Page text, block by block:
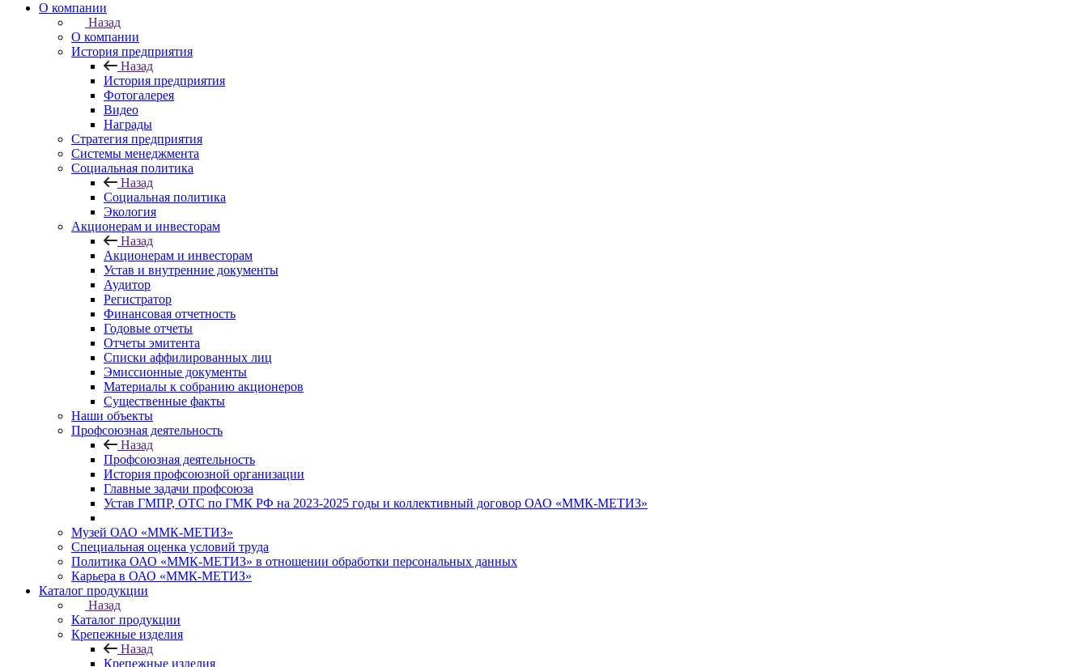
О компании
Назад
О компании
История предприятия
Назад
История предприятия
Фотогалерея
Видео
Награды
Стратегия предприятия
Системы менеджмента
Социальная политика
Назад
Социальная политика
Экология
Акционерам и инвесторам
Назад
Акционерам и инвесторам
Устав и внутренние документы
Аудитор
Регистратор
Финансовая отчетность
Годовые отчеты
Отчеты эмитента
Списки аффилированных лиц
Эмиссионные документы
Материалы к собранию акционеров
Существенные факты
Наши объекты
Профсоюзная деятельность
Назад
Профсоюзная деятельность
История профсоюзной организации
Главные задачи профсоюза
Устав ГМПР, ОТС по ГМК РФ на 2023-2025 годы и коллективный договор ОАО «ММК-МЕТИЗ»
Музей ОАО «ММК-МЕТИЗ»
Специальная оценка условий труда
Политика ОАО «ММК-МЕТИЗ» в отношении обработки персональных данных
Карьера в ОАО «ММК-МЕТИЗ»
Каталог продукции
Назад
Каталог продукции
Крепежные изделия
Назад
Крепежные изделия